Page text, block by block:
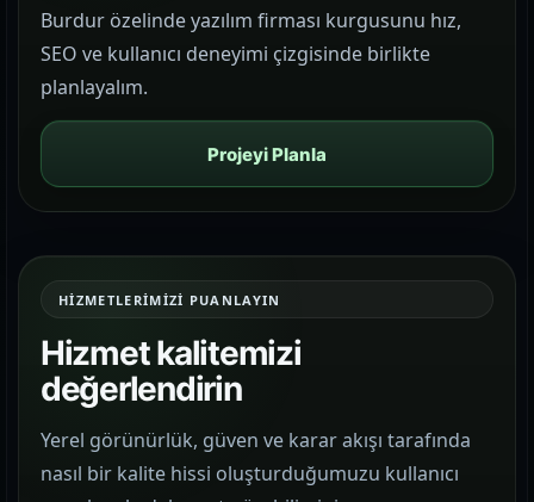
Burdur özelinde yazılım firması kurgusunu hız,
SEO ve kullanıcı deneyimi çizgisinde birlikte
planlayalım.
Projeyi Planla
HIZMETLERIMIZI PUANLAYIN
Hizmet kalitemizi
değerlendirin
Yerel görünürlük, güven ve karar akışı tarafında
nasıl bir kalite hissi oluşturduğumuzu kullanıcı